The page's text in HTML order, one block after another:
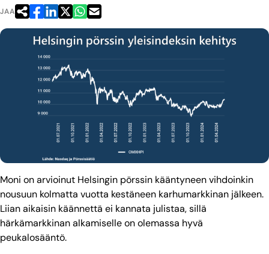
JAA
Moni on arvioinut Helsingin pörssin kääntyneen vihdoinkin
nousuun kolmatta vuotta kestäneen karhumarkkinan jälkeen.
Liian aikaisin käännettä ei kannata julistaa, sillä
härkämarkkinan alkamiselle on olemassa hyvä
peukalosääntö.